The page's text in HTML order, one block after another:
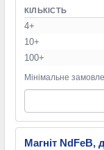
КІЛЬКІСТЬ
4+
10+
100+
Мінімальне
Магніт NdFeB,